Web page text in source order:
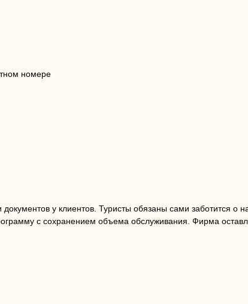
номере
документов у клиентов. Туристы обязаны сами заботится о
с сохранением объема обслуживания. Фирма